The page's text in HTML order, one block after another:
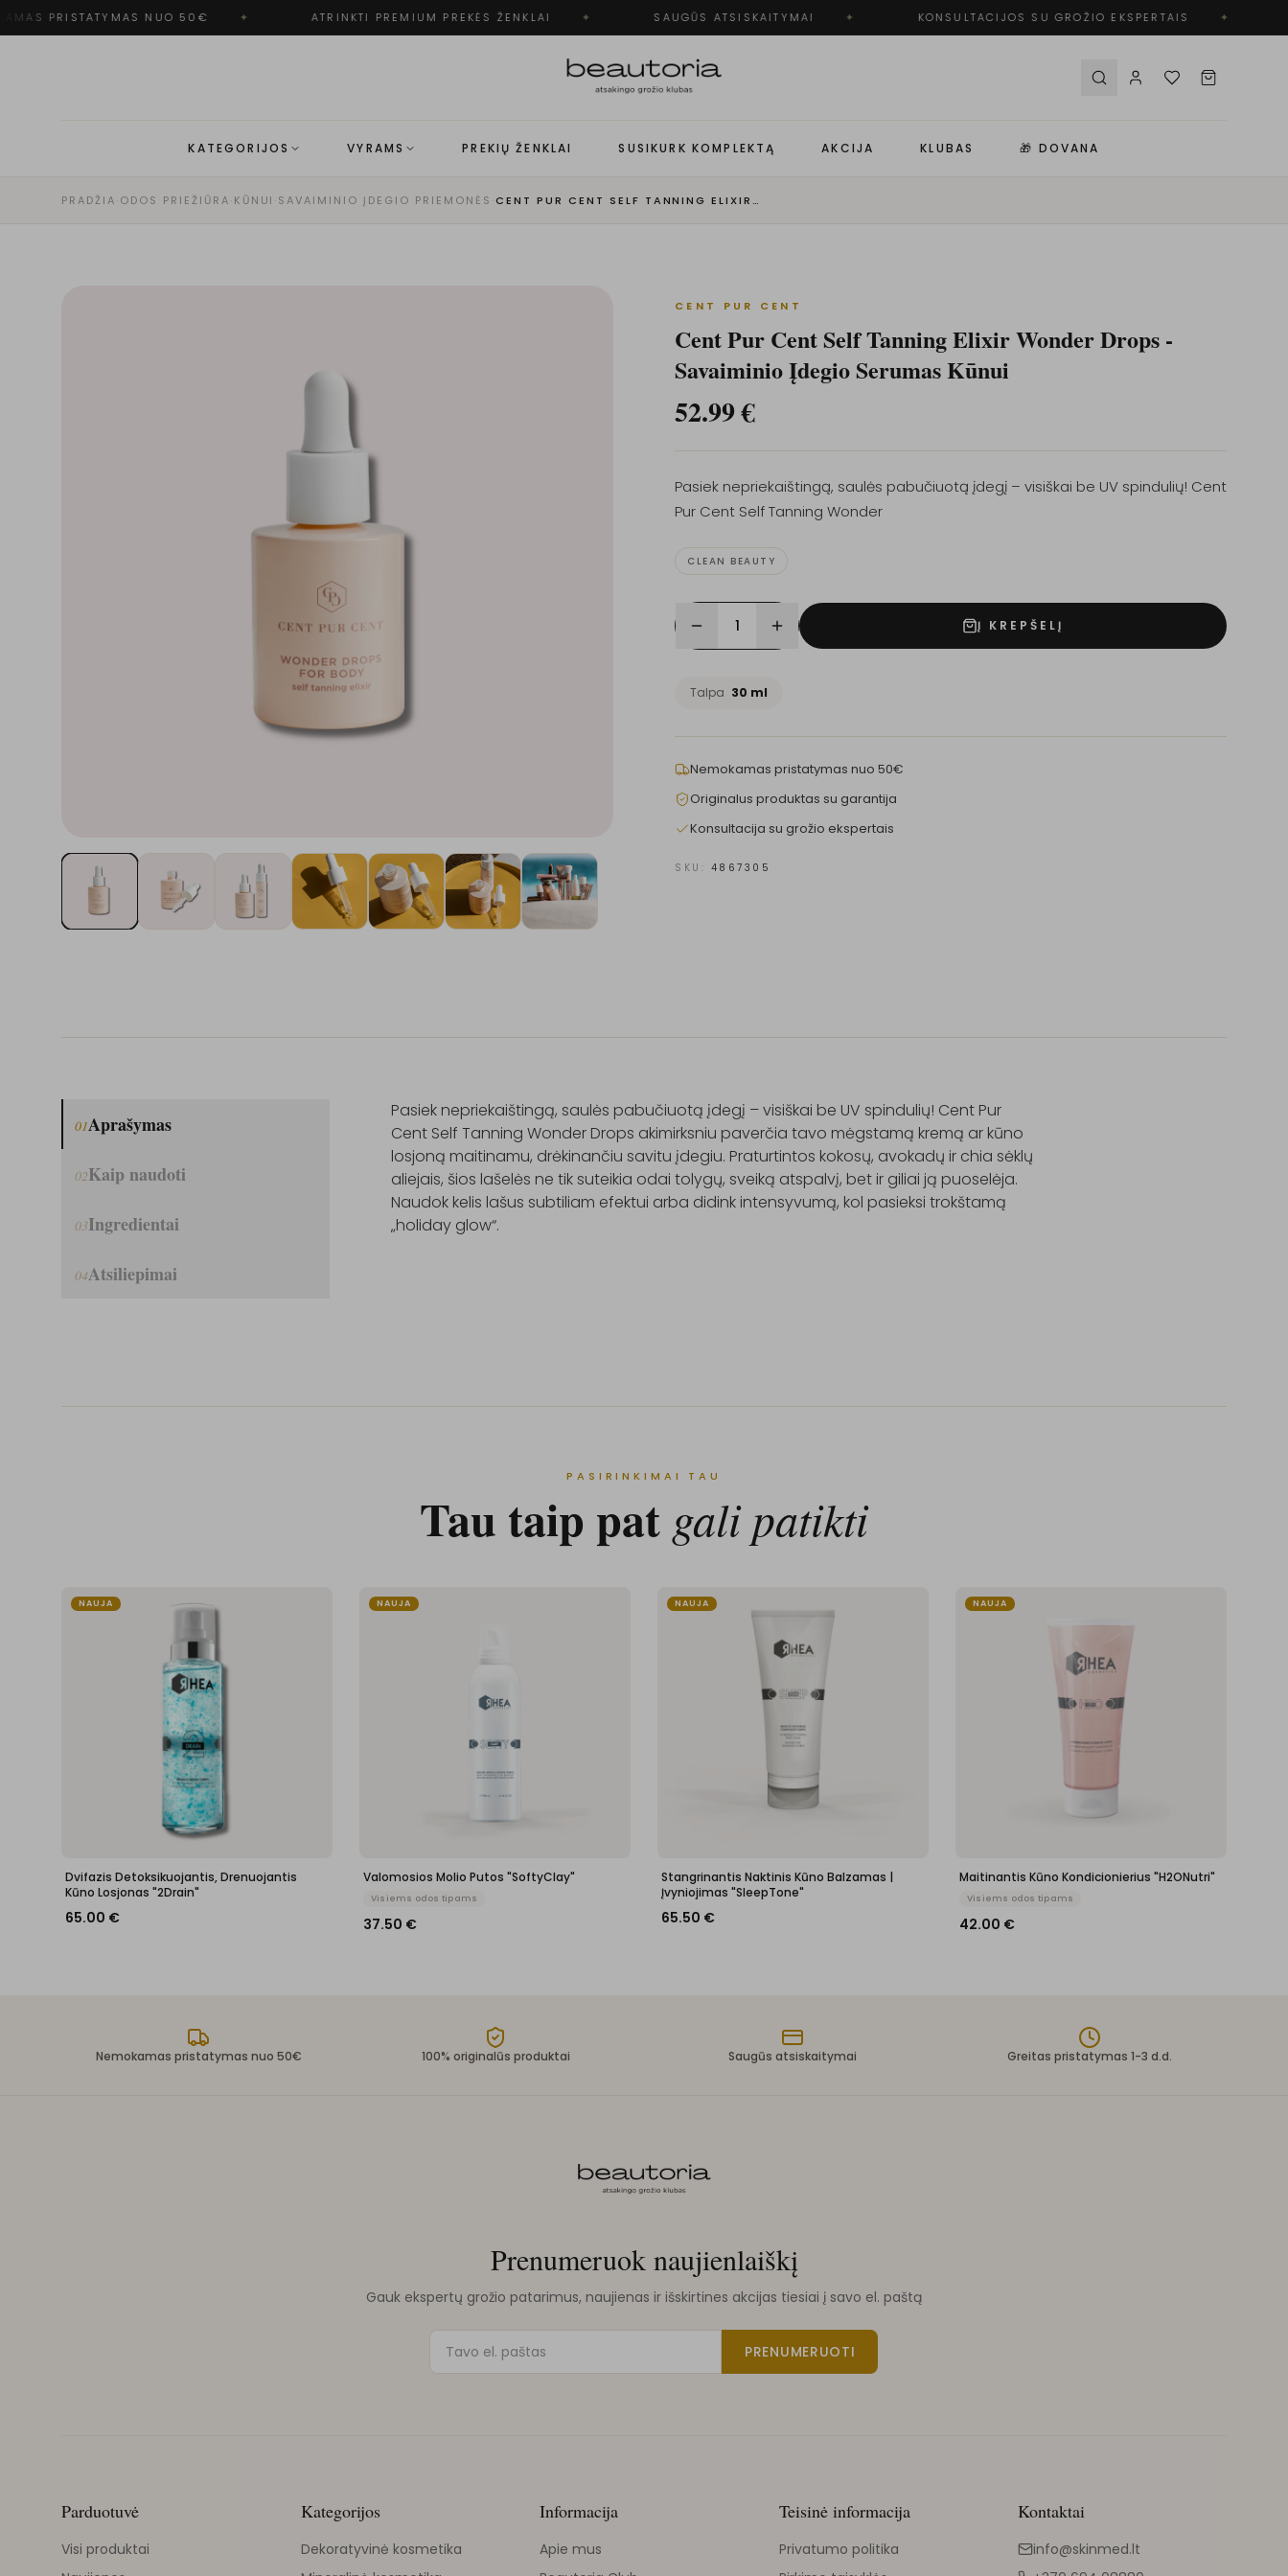
PRISTATYMAS NUO 50€ ATRINKTI PREMIUM PREKĖS ŽENKLAI SAUGŪS ATSISKAITYMAI KONSULTACIJOS SU GROŽIO EKSPERTAIS
KATEGORIJOS VYRAMS PREKIŲ ŽENKLAI SUSIKURK KOMPLEKTĄ AKCIJA KLUBAS 🎁 DOVANA
PRADŽIA·ODOS PRIEŽIŪRA·KŪNUI ·SAVAIMINIO ĮDEGIO PRIEMONĖS · CENT PUR CENT SELF TANNING ELIXIR WONDER DROPS - SAVAIMINIO ĮDEGIO SERUMAS KŪNUI
CENT PUR CENT
Cent Pur Cent Self Tanning Elixir Wonder Drops -
Savaiminio Įdegio Serumas Kūnui
52.99€
Pasiek nepriekaištingą, saulės pabučiuotą įdegį – visiškai be UV spindulių! Cent
Pur Cent Self Tanning Wonder
CLEAN BEAUTY
1 Į KREPŠELĮ
Talpa 30 ml
Nemokamas pristatymas nuo 50€
Originalus produktas su garantija
Konsultacija su grožio ekspertais
SKU: 4867305
01Aprašymas
02Kaip naudoti
03Ingredientai
04Atsiliepimai
Pasiek nepriekaištingą, saulės pabučiuotą įdegį – visiškai be UV spindulių! Cent Pur
Cent Self Tanning Wonder Drops akimirksniu paverčia tavo mėgstamą kremą ar kūno
losjoną maitinamu, drėkinančiu savitu įdegiu. Praturtintos kokosų, avokadų ir chia sėklų
aliejais, šios lašelės ne tik suteikia odai tolygų, sveiką atspalvį, bet ir giliai ją puoselėja.
Naudok kelis lašus subtiliam efektui arba didink intensyvumą, kol pasieksi trokštamą
PASIRINKIMAI TAU
Tau taip pat gali patikti
NAUJA
Dvifazis Detoksikuojantis, Drenuojantis
Kūno Losjonas "2Drain"
65.00 €
NAUJA
Valomosios Molio Putos "SoftyClay"
Visiems odos tipams
37.50 €
NAUJA
Stangrinantis Naktinis Kūno Balzamas |
Įvyniojimas "SleepTone"
65.50 €
NAUJA
Maitinantis Kūno Kondicionierius "H2ONutri"
Visiems odos tipams
42.00 €
Nemokamas pristatymas nuo 50€ 100% originalūs produktai Saugūs atsiskaitymai Greitas pristatymas 1-3 d.d.
Prenumeruok naujienlaiškį
Gauk ekspertų grožio patarimus, naujienas ir išskirtines akcijas tiesiai į savo el. paštą
PRENUMERUOTI
Parduotuvė
Visi produktai
Kategorijos
Dekoratyvinė kosmetika
Informacija
Apie mus
Teisinė informacija
Privatumo politika
Kontaktai
info@skinmed.lt